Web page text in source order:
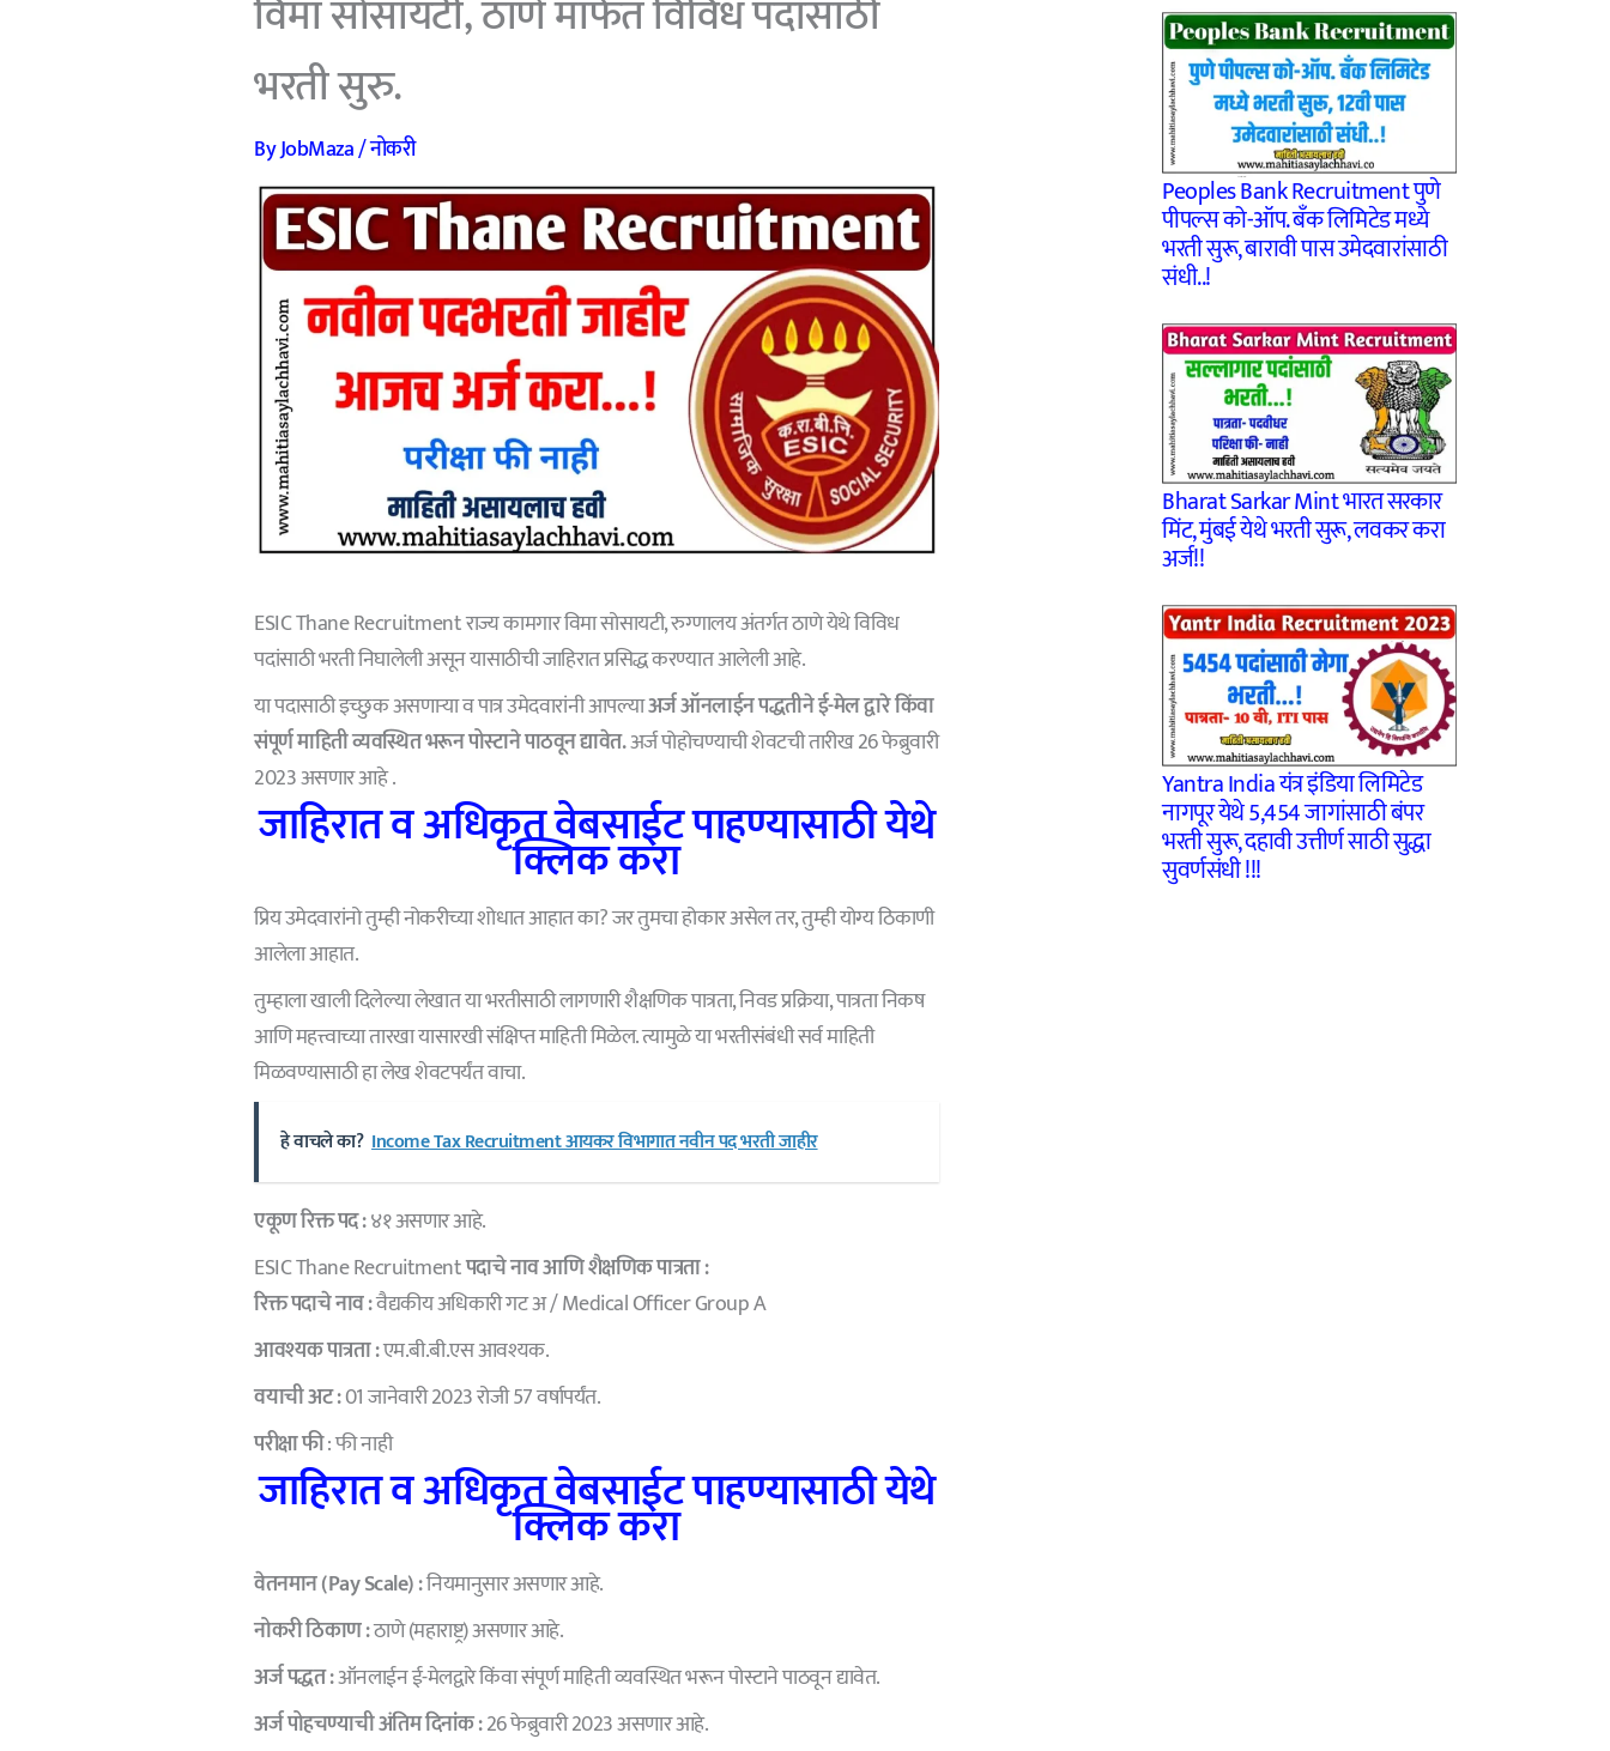
विमा सोसायटी, ठाणे मार्फत विविध पदांसाठी
भरती सुरु.
ByJobMaza/नोकरी
ESIC Thane Recruitment राज्य कामगार विमा सोसायटी, रुग्णालय अंतर्गत ठाणे येथे विविध
पदांसाठी भरती निघालेली असून यासाठीची जाहिरात प्रसिद्ध करण्यात आलेली आहे.
या पदासाठी इच्छुक असणाऱ्या व पात्र उमेदवारांनी आपल्याअर्ज ऑनलाईन पद्धतीने ई-मेल द्वारे किंवा
संपूर्ण माहिती व्यवस्थित भरून पोस्टाने पाठवून द्यावेत.अर्ज पोहोचण्याची शेवटची तारीख 26 फेब्रुवारी
2023 असणार आहे .
जाहिरात व अधिकृत वेबसाईट पाहण्यासाठी येथे
क्लिक करा
प्रिय उमेदवारांनो तुम्ही नोकरीच्या शोधात आहात का? जर तुमचा होकार असेल तर, तुम्ही योग्य ठिकाणी
आलेला आहात.
तुम्हाला खाली दिलेल्या लेखात या भरतीसाठी लागणारी शैक्षणिक पात्रता, निवड प्रक्रिया, पात्रता निकष
आणि महत्त्वाच्या तारखा यासारखी संक्षिप्त माहिती मिळेल. त्यामुळे या भरतीसंबंधी सर्व माहिती
मिळवण्यासाठी हा लेख शेवटपर्यंत वाचा.
हे वाचले का? Income Tax Recruitment आयकर विभागात नवीन पद भरती जाहीर
एकूणरिक्त पद:४१ असणार आहे.
ESIC Thane Recruitmentपदाचे नाव आणि शैक्षणिक पात्रता :
रिक्त पदाचे नाव :वैद्यकीय अधिकारी गट अ / Medical Officer Group A
आवश्यक पात्रता :एम.बी.बी.एस आवश्यक.
वयाची अट :01 जानेवारी 2023 रोजी 57 वर्षापर्यंत.
परीक्षा फी: फी नाही
जाहिरात व अधिकृत वेबसाईट पाहण्यासाठी येथे
क्लिक करा
वेतनमान (Pay Scale) :नियमानुसार असणार आहे.
नोकरी ठिकाण :ठाणे (महाराष्ट्र) असणार आहे.
अर्ज पद्धत :ऑनलाईन ई-मेलद्वारे किंवा संपूर्ण माहिती व्यवस्थित भरून पोस्टाने पाठवून द्यावेत.
अर्ज पोहचण्याची अंतिम दिनांक :26 फेब्रुवारी 2023 असणार आहे.
Peoples Bank Recruitment पुणे
पीपल्स को-ऑप. बँक लिमिटेड मध्ये
भरती सुरू, बारावी पास उमेदवारांसाठी
संधी..!
Bharat Sarkar Mint भारत सरकार
मिंट, मुंबई येथे भरती सुरू, लवकर करा
अर्ज!!
Yantra India यंत्र इंडिया लिमिटेड
नागपूर येथे 5,454 जागांसाठी बंपर
भरती सुरू, दहावी उत्तीर्ण साठी सुद्धा
सुवर्णसंधी !!!